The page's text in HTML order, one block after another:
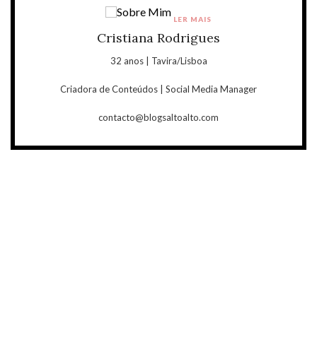
Cristiana Rodrigues
32 anos | Tavira/Lisboa
Criadora de Conteúdos | Social Media Manager
contacto@blogsaltoalto.com
LER MAIS